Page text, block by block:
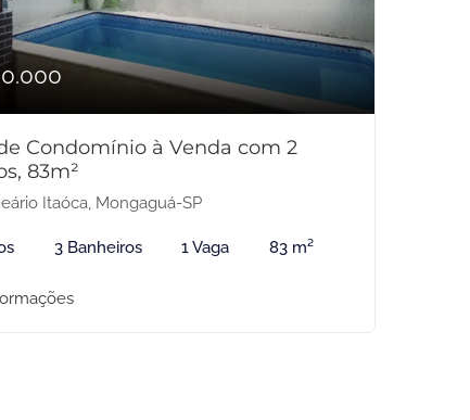
Condomínio à Venda com 2
83m²
Itaóca, Mongaguá-SP
3 Banheiros 1 Vaga 83 m²